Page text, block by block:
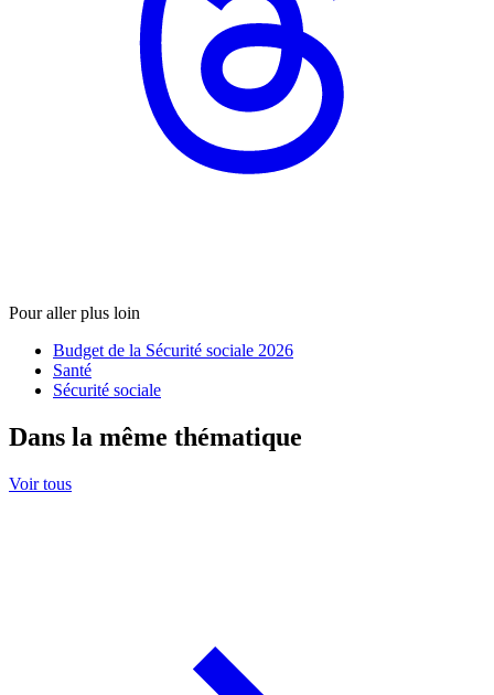
Pour aller plus loin
Budget de la Sécurité sociale 2026
Santé
Sécurité sociale
Dans la même thématique
Voir tous